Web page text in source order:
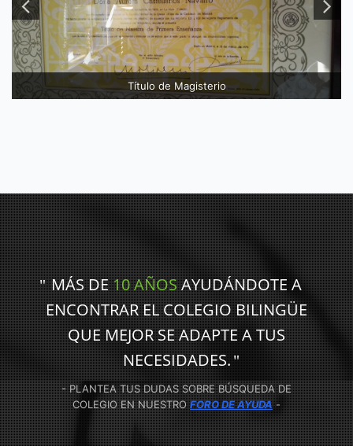
Título de Magisterio
MÁS DE10 AÑOSAYUDÁNDOTE A
ENCONTRAR EL COLEGIO BILINGÜE
QUE MEJOR SE ADAPTE A TUS
NECESIDADES.
- PLANTEA TUS DUDAS SOBRE BÚSQUEDA DE
COLEGIO EN NUESTROFORO DE AYUDA-